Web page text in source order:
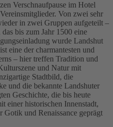
Verschnaufpause im Hotel
Von zwei sehr
in zwei Gruppen aufgeteilt –
bis zum Jahr 1500 eine
wurde Landshut
eine der charmantesten und
– hier treffen Tradition und
und Natur mit
Stadtbild, die
und die bekannte Landshuter
Geschichte, die bis heute
einer historischen Innenstadt,
und Renaissance geprägt